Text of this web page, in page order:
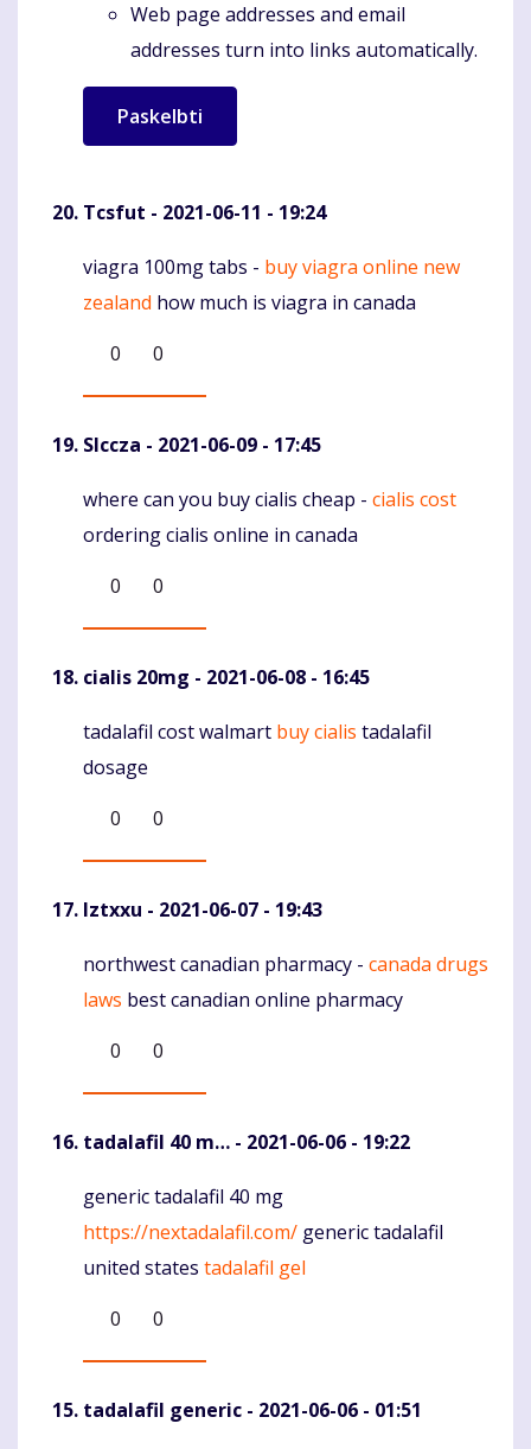
Web page addresses and email
addresses turn into links automatically.
Tcsfut - 2021-06-11 - 19:24
Komentaras
viagra 100mg tabs - buy viagra online new
zealand how much is viagra in canada
0
0
Slccza - 2021-06-09 - 17:45
Komentaras
where can you buy cialis cheap - cialis cost
ordering cialis online in canada
0
0
cialis 20mg - 2021-06-08 - 16:45
Komentaras
tadalafil cost walmart buy cialis tadalafil
dosage
0
0
Iztxxu - 2021-06-07 - 19:43
Komentaras
northwest canadian pharmacy - canada drugs
laws best canadian online pharmacy
0
0
tadalafil 40 m… - 2021-06-06 - 19:22
Komentaras
generic tadalafil 40 mg
https://nextadalafil.com/ generic tadalafil
united states tadalafil gel
0
0
tadalafil generic - 2021-06-06 - 01:51